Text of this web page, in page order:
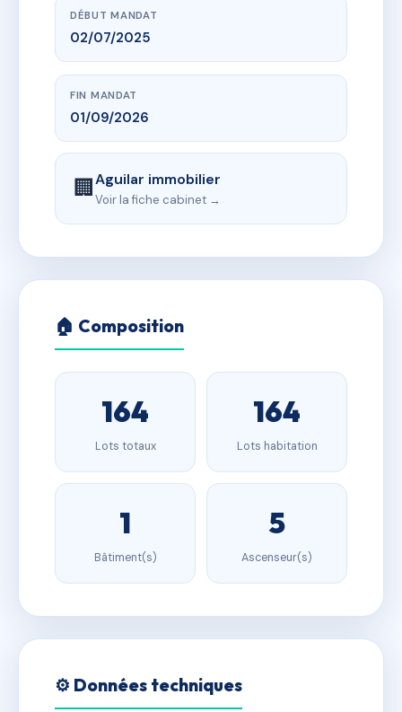
DÉBUT MANDAT
02/07/2025
FIN MANDAT
01/09/2026
🏢Aguilar immobilier
Voir la fiche cabinet →
🏠 Composition
164
Lots totaux
164
Lots habitation
1
Bâtiment(s)
5
Ascenseur(s)
⚙️ Données techniques